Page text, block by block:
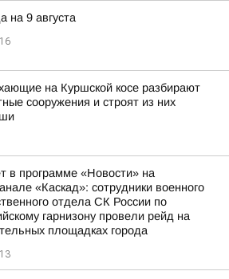
на 9 августа
на Куршской косе разбирают
сооружения и строят из них
в программе «Новости» на
«Каскад»: сотрудники военного
отдела СК России по
гарнизону провели рейд на
площадках города